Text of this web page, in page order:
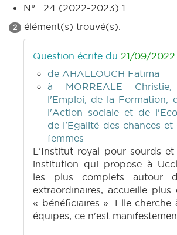
N° : 24 (2022-2023) 1
2 élément(s) trouvé(s).
Question écrite du 21/09/2022
de AHALLOUCH Fatima
à MORREALE
l'Emploi, de la Formation,
l'Action sociale et de
de l'Egalité des chances et
femmes
L'Institut royal pour sourds et
institution qui propose à
les plus complets autour
extraordinaires, accueille
« bénéficiaires ». Elle cherche
équipes, ce n'est